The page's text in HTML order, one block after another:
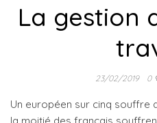
La gestion
23/02/2019 0
Un européen sur cinq souffre
la moitié des français